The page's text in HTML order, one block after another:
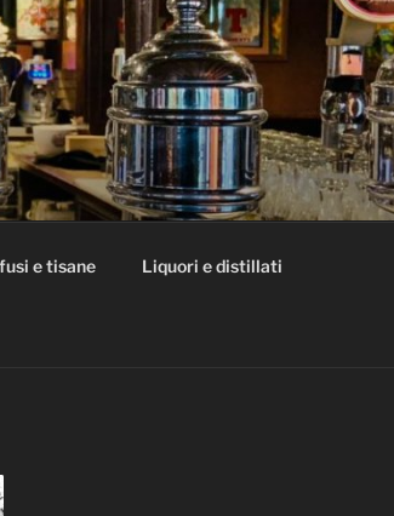
e tisane Liquori e distillati